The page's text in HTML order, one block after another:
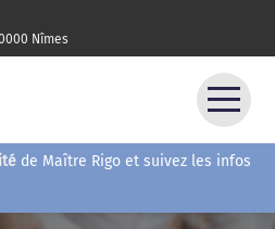
Nîmes
de Maître Rigo et suivez les infos